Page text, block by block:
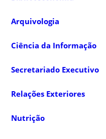
Arquivologia
Ciência da Informação
Secretariado Executivo
Relações Exteriores
Nutrição